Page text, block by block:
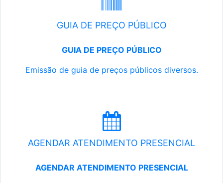
GUIA DE PREÇO PÚBLICO
GUIA DE PREÇO PÚBLICO
Emissão de guia de preços públicos diversos.
AGENDAR ATENDIMENTO PRESENCIAL
AGENDAR ATENDIMENTO PRESENCIAL